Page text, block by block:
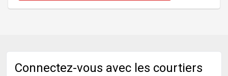
Connectez-vous avec les courtiers